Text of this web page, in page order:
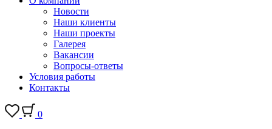
Новости
Наши клиенты
Наши проекты
Галерея
Вакансии
Вопросы-ответы
Условия работы
Контакты
0